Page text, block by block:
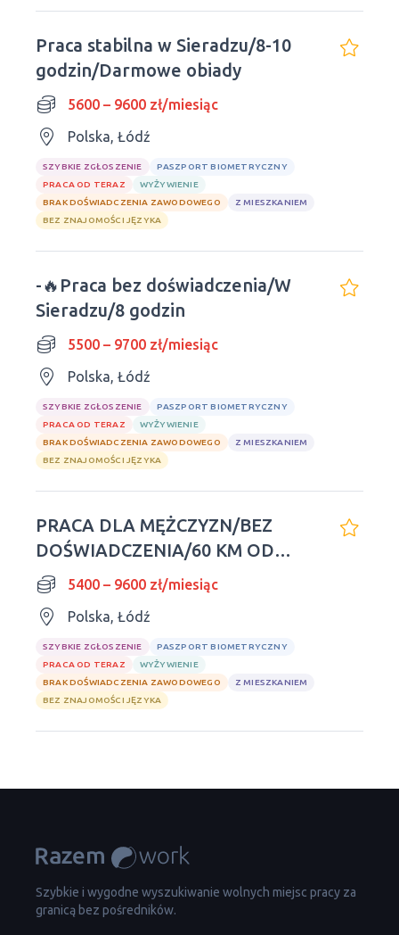
Praca stabilna w Sieradzu/8-10
godzin/Darmowe obiady
5600 – 9600 zł/miesiąc
Polska, Łódź
SZYBKIE ZGŁOSZENIE
PASZPORT BIOMETRYCZNY
PRACA OD TERAZ
WYŻYWIENIE
BRAK DOŚWIADCZENIA ZAWODOWEGO
Z MIESZKANIEM
BEZ ZNAJOMOŚCI JĘZYKA
-🔥Praca bez doświadczenia/W
Sieradzu/8 godzin
5500 – 9700 zł/miesiąc
Polska, Łódź
SZYBKIE ZGŁOSZENIE
PASZPORT BIOMETRYCZNY
PRACA OD TERAZ
WYŻYWIENIE
BRAK DOŚWIADCZENIA ZAWODOWEGO
Z MIESZKANIEM
BEZ ZNAJOMOŚCI JĘZYKA
PRACA DLA MĘŻCZYZN/BEZ
DOŚWIADCZENIA/60 KM OD
ŁODZI5400 – 9600 zł/miesiąc
Polska, Łódź
SZYBKIE ZGŁOSZENIE
PASZPORT BIOMETRYCZNY
PRACA OD TERAZ
WYŻYWIENIE
BRAK DOŚWIADCZENIA ZAWODOWEGO
Z MIESZKANIEM
BEZ ZNAJOMOŚCI JĘZYKA
Szybkie i wygodne wyszukiwanie wolnych miejsc pracy za
granicą bez pośredników.